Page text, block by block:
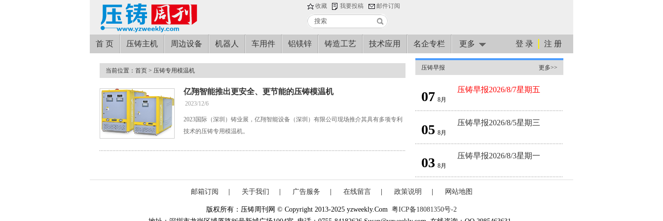
收藏 我要投稿 邮件订阅
首 页 压铸主机 周边设备 机器人 车用件 铝镁锌 铸造工艺 技术应用 名企专栏 更多 登 录 注 册
当前位置： 首页 > 压铸专用模温机
亿翔智能推出更安全、更节能的压铸模温机
2023/12/6
2023国际（深圳）铸业展，亿翔智能设备（深圳）有限公司现场推介其具有多项专利
技术的压铸专用模温机。
压铸早报 更多>>
07 8月
压铸早报2026/8/7星期五
05 8月
压铸早报2026/8/5星期三
03 8月
压铸早报2026/8/3星期一
邮箱订阅 关于我们 广告服务 在线留言 政策说明 网站地图
版权所有：压铸周刊网 © Copyright 2013-2025 yzweekly.Com 粤ICP备18081350号-2